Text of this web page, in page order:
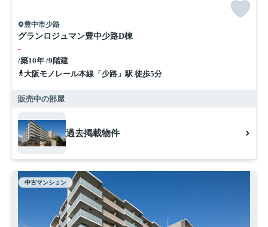
豊中市少路
グランロジュマン豊中少路D棟
-
/築10年 /9階建
大阪モノレール本線「少路」駅 徒歩5分
販売中の部屋
過去掲載物件
中古マンション